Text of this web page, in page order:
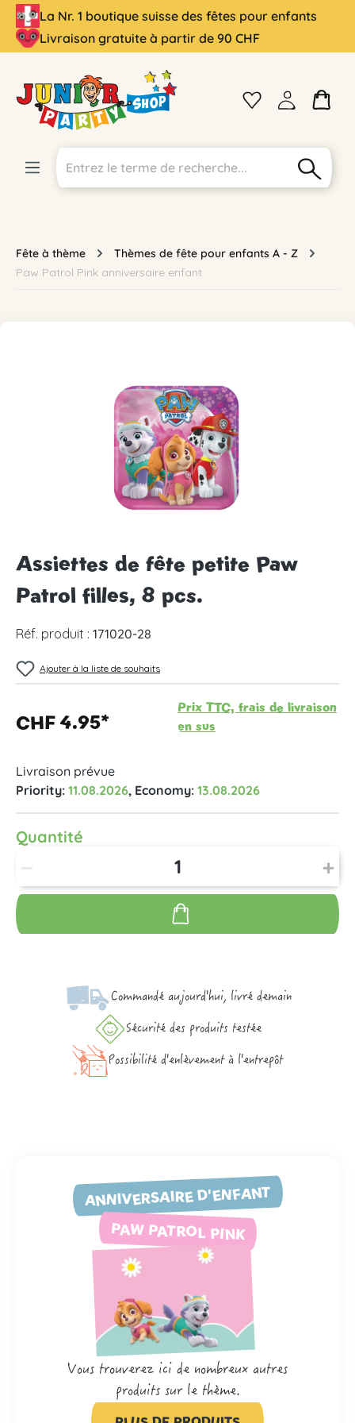
principal
La Nr. 1 boutique suisse des fêtes pour enfants
Livraison gratuite à partir de 90 CHF
Fête à thème
Thèmes de fête pour enfants A - Z
Paw Patrol Pink anniversaire enfant
Assiettes de fête petite Paw
Patrol filles, 8 pcs.
Réf. produit : 171020-28
Ajouter à la liste de souhaits
CHF 4.95*
Prix TTC, frais de livraison
en sus
Livraison prévue
Priority: 11.08.2026, Economy: 13.08.2026
Quantité
Commandé aujourd'hui, livré demain
Sécurité des produits testée
Possibilité d'enlèvement à l'entrepôt
ANNIVERSAIRE D'ENFANT
PAW PATROL PINK
Vous trouverez ici de nombreux autres
produits sur le thème.